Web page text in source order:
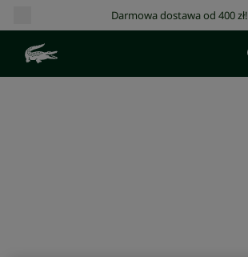
Darmowa dostawa od 400 zł!